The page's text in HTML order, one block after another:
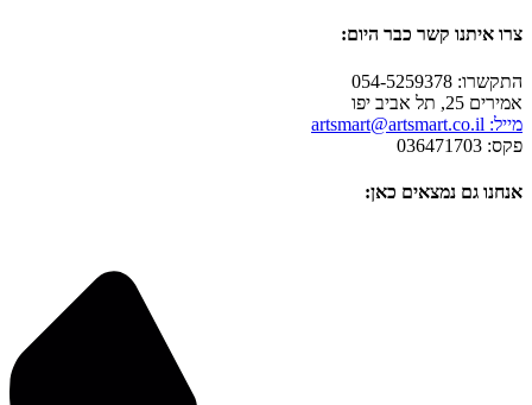
צרו איתנו קשר כבר היום:
התקשרו: 054-5259378
אמירים 25, תל אביב יפו
מייל: artsmart@artsmart.co.il
פקס: 036471703
אנחנו גם נמצאים כאן: